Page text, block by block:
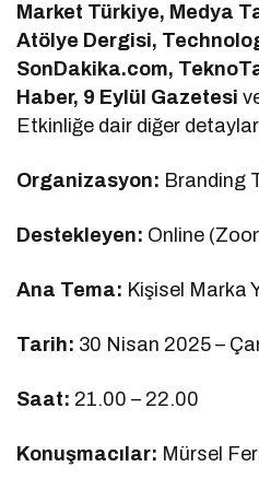
Market Türkiye, Medya
Atölye Dergisi,
SonDakika.com,
Haber, 9 Eylül Gazetesi
Etkinliğe dair diğer
Organizasyon: Branding
Destekleyen: Online
Ana Tema: Kişisel Marka
Tarih: 30 Nisan 2025 –
Saat: 21.00 – 22.00
Konuşmacılar: Mürsel